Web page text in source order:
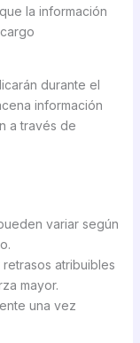
la información
durante el
información
a través de
variar según
atribuibles
mayor.
una vez